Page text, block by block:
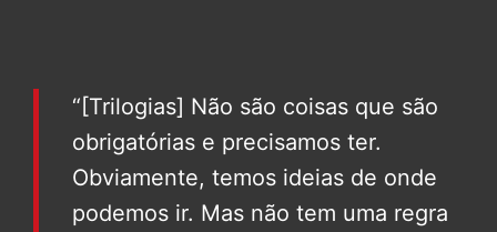
“[Trilogias] Não são coisas que são
obrigatórias e precisamos ter.
Obviamente, temos ideias de onde
podemos ir. Mas não tem uma regra